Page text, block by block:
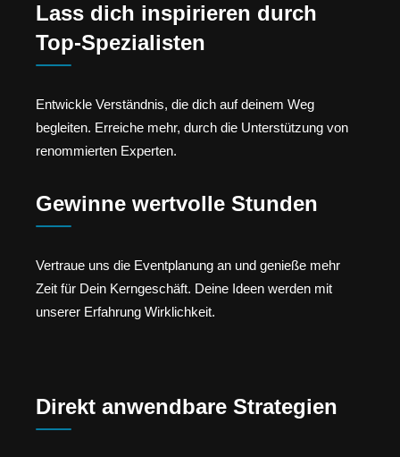
Lass dich inspirieren durch
Top-Spezialisten
Entwickle Verständnis, die dich auf deinem Weg
begleiten. Erreiche mehr, durch die Unterstützung von
renommierten Experten.
Gewinne wertvolle Stunden
Vertraue uns die Eventplanung an und genieße mehr
Zeit für Dein Kerngeschäft. Deine Ideen werden mit
unserer Erfahrung Wirklichkeit.
Direkt anwendbare Strategien